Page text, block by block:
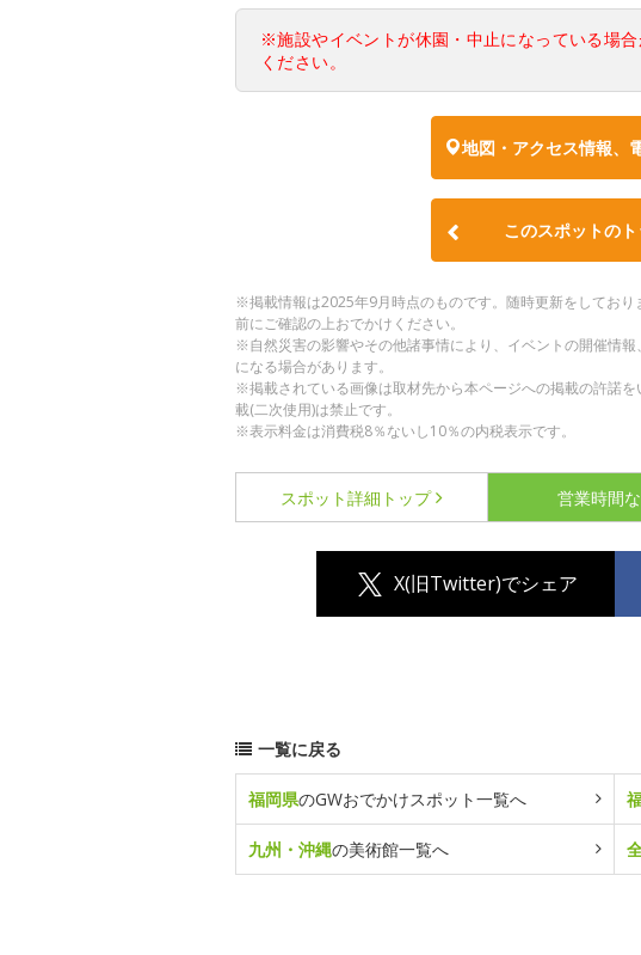
※施設やイベントが休園・中止になっている場
ください。
地図・アクセス情報、
このスポットの
※掲載情報は2025年9月時点のものです。随時更新をしてお
前にご確認の上おでかけください。
※自然災害の影響やその他諸事情により、イベントの開催情
になる場合があります。
※掲載されている画像は取材先から本ページへの掲載の許諾
載(二次使用)は禁止です。
※表示料金は消費税8％ないし10％の内税表示です。
スポット詳細 トップ 営業時間
X(旧Twitter)でシェア
一覧に戻る
福岡県のGWおでかけスポット一覧へ
九州・沖縄の美術館一覧へ